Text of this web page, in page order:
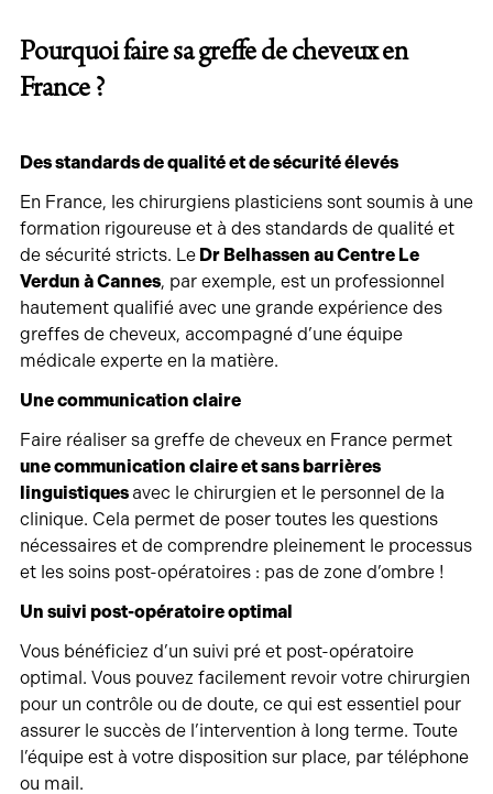
Pourquoi faire sa greffe de cheveux en
France ?
Des standards de qualité et de sécurité élevés
En France, les chirurgiens plasticiens sont soumis à une
formation rigoureuse et à des standards de qualité et
de sécurité stricts. LeDr Belhassen au Centre Le
Verdun à Cannes, par exemple, est un professionnel
hautement qualifié avec une grande expérience des
greffes de cheveux, accompagné d’une équipe
médicale experte en la matière.
Une communication claire
Faire réaliser sa greffe de cheveux en France permet
une communication claire et sans barrières
linguistiques avec le chirurgien et le personnel de la
clinique. Cela permet de poser toutes les questions
nécessaires et de comprendre pleinement le processus
et les soins post-opératoires : pas de zone d’ombre !
Un suivi post-opératoire optimal
Vous bénéficiez d’un suivi pré et post-opératoire
optimal. Vous pouvez facilement revoir votre chirurgien
pour un contrôle ou de doute, ce qui est essentiel pour
assurer le succès de l’intervention à long terme. Toute
l’équipe est à votre disposition sur place, par téléphone
ou mail.